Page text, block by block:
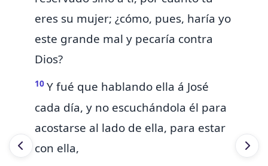
eres su mujer; ¿cómo, pues, haría yo
este grande mal y pecaría contra
Dios?
10 Y fué que hablando ella á José
cada día, y no escuchándola él para
acostarse al lado de ella, para estar
con ella,